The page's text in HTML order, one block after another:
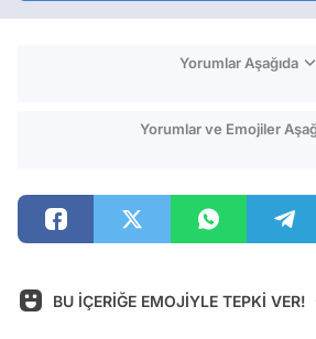
Yorumlar Aşağıda
Yorumlar ve Emojiler
BU İÇERİĞE EMOJİYLE TEPKİ VER!